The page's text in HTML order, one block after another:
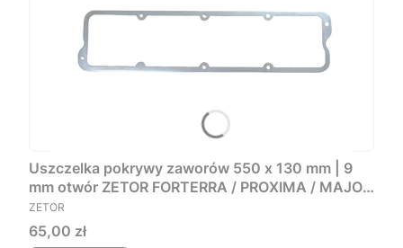
Uszczelka pokrywy zaworów 550 x 130 mm | 9
mm otwór ZETOR FORTERRA / PROXIMA / MAJOR
80
PRODUCENT
ZETOR
Cena
65,00 zł